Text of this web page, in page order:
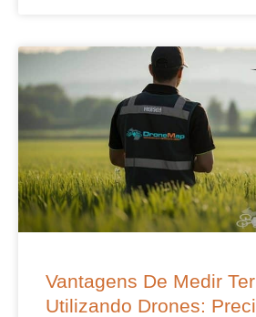
Vantagens De Medir
Utilizando Drones: